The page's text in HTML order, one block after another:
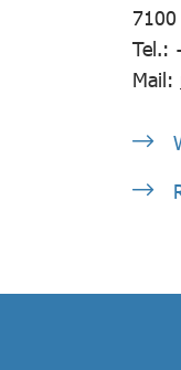
7100
Tel.:
Mail: